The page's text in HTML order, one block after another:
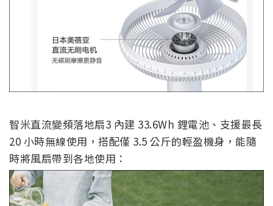
智米直流變頻落地扇3 內建 33.6Wh 鋰電池、支援最長
20 小時無線使用，搭配僅 3.5 公斤的輕盈機身，能隨
時將風扇帶到各地使用：